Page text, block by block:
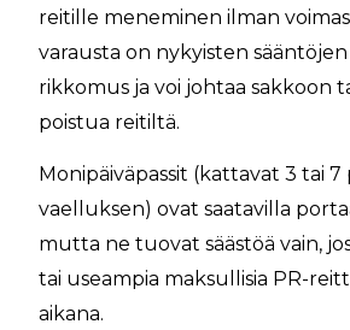
reitille meneminen ilman
varausta on nykyisten
rikkomus ja voi johtaa sakkoon
poistua reitiltä.
Monipäiväpassit (kattavat 3 tai 7
vaelluksen) ovat saatavilla
mutta ne tuovat säästöä vain,
tai useampia maksullisia PR-
aikana.